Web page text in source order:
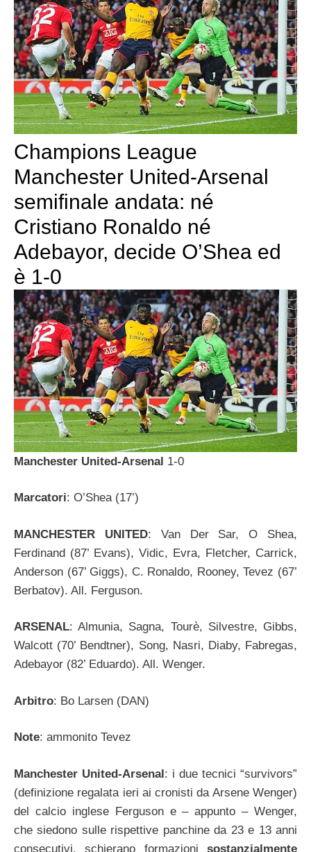
Champions League
Manchester United-Arsenal
semifinale andata: né
Cristiano Ronaldo né
Adebayor, decide O’Shea ed
è 1-0
Manchester United-Arsenal 1-0
Marcatori: O’Shea (17’)
MANCHESTER UNITED: Van Der Sar, O Shea,
Ferdinand (87’ Evans), Vidic, Evra, Fletcher, Carrick,
Anderson (67’ Giggs), C. Ronaldo, Rooney, Tevez (67’
Berbatov). All. Ferguson.
ARSENAL: Almunia, Sagna, Tourè, Silvestre, Gibbs,
Walcott (70’ Bendtner), Song, Nasri, Diaby, Fabregas,
Adebayor (82’ Eduardo). All. Wenger.
Arbitro: Bo Larsen (DAN)
Note: ammonito Tevez
Manchester United-Arsenal: i due tecnici “survivors”
(definizione regalata ieri ai cronisti da Arsene Wenger)
del calcio inglese Ferguson e – appunto – Wenger,
che siedono sulle rispettive panchine da 23 e 13 anni
consecutivi, schierano formazioni sostanzialmente